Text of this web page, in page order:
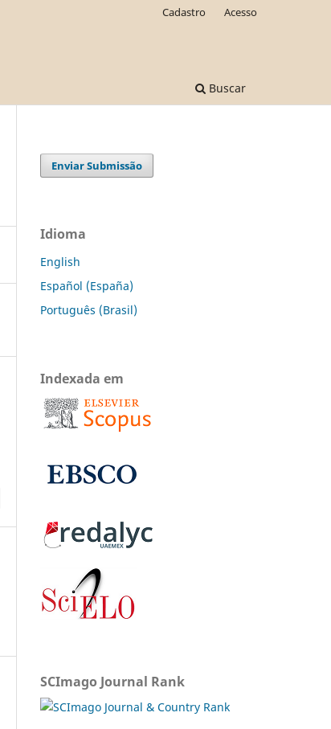
Buscar
Cadastro Acesso
Enviar Submissão
Idioma
English
Español (España)
Português (Brasil)
Indexada em
SCImago Journal Rank